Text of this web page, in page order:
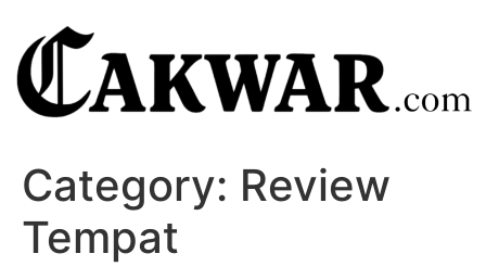
Category: Review
Tempat